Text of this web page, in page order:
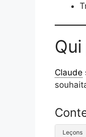
Claude
Leçons